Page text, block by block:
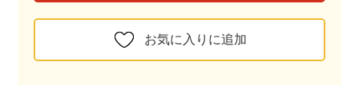
お気に入りに追加